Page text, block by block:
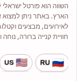
השווה הוא פורטל
הארץ. באתר ניתן למצוא
לאירועים, מבצעים
חוויית קנייה ברורה,